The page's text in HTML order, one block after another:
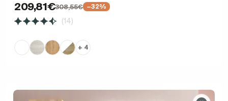
209,81€308,55€ −32%
(14)
+ 4